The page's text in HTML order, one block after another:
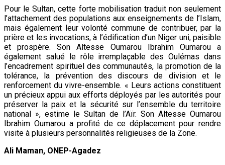
Pour le Sultan, cette forte mobilisation traduit non seulement
l’attachement des populations aux enseignements de l’Islam,
mais également leur volonté commune de contribuer, par la
prière et les invocations, à l’édification d’un Niger uni, paisible
et prospère. Son Altesse Oumarou Ibrahim Oumarou a
également salué le rôle irremplaçable des Oulémas dans
l’encadrement spirituel des communautés, la promotion de la
tolérance, la prévention des discours de division et le
renforcement du vivre-ensemble. « Leurs actions constituent
un précieux appui aux efforts déployés par les autorités pour
préserver la paix et la sécurité sur l’ensemble du territoire
national », estime le Sultan de l’Aïr. Son Altesse Oumarou
Ibrahim Oumarou a profité de ce déplacement pour rendre
visite à plusieurs personnalités religieuses de la Zone.
Ali Maman, ONEP-Agadez